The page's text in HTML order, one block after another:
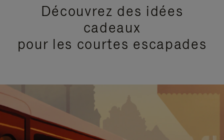
Découvrez des idées
cadeaux
pour les courtes escapades